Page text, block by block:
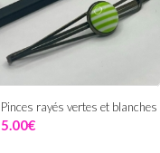
Pinces rayés vertes et blanches
5.00€